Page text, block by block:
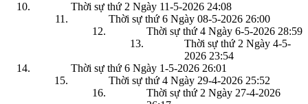
Thời sự thứ 2 Ngày 11-5-2026 24:08
Thời sự thứ 6 Ngày 08-5-2026 26:00
Thời sự thứ 4 Ngày 6-5-2026 28:59
Thời sự thứ 2 Ngày 4-5-
2026 23:54
Thời sự thứ 6 Ngày 1-5-2026 26:01
Thời sự thứ 4 Ngày 29-4-2026 25:52
Thời sự thứ 2 Ngày 27-4-2026